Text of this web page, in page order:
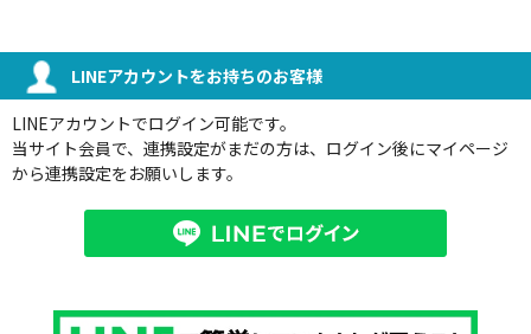
LINEアカウントをお持ちのお客様
LINEアカウントでログイン可能です。
当サイト会員で、連携設定がまだの方は、ログイン後にマイページ
から連携設定をお願いします。